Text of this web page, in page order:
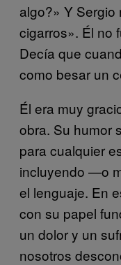
algo?» Y
cigarros». Él no
Decía que
como besar un
Él era muy
obra. Su humor
para cualquier
incluyendo —o
el lenguaje. En
con su papel
un dolor y un
nosotros